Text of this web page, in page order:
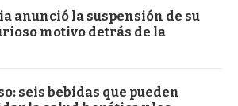
anunció la suspensión de su
motivo detrás de la
seis bebidas que pueden